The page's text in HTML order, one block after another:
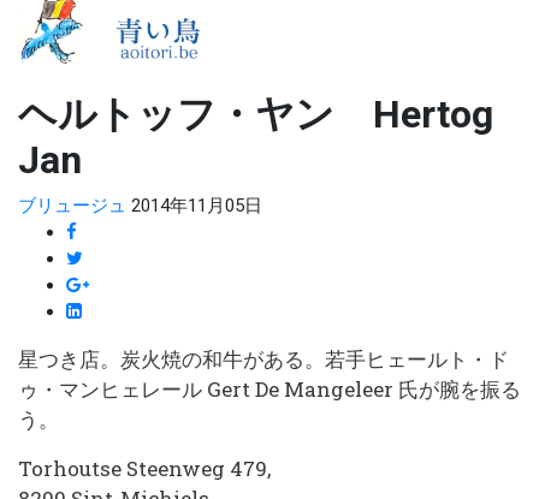
ヘルトッフ・ヤン Hertog
Jan
ブリュージュ 2014年11月05日
星つき店。炭火焼の和牛がある。若手ヒェールト・ド
ゥ・マンヒェレール Gert De Mangeleer 氏が腕を振る
う。
Torhoutse Steenweg 479,